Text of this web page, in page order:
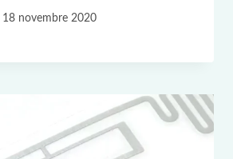
18 novembre 2020